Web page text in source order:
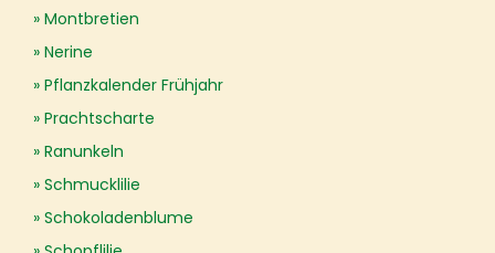
Montbretien
Nerine
Pflanzkalender Frühjahr
Prachtscharte
Ranunkeln
Schmucklilie
Schokoladenblume